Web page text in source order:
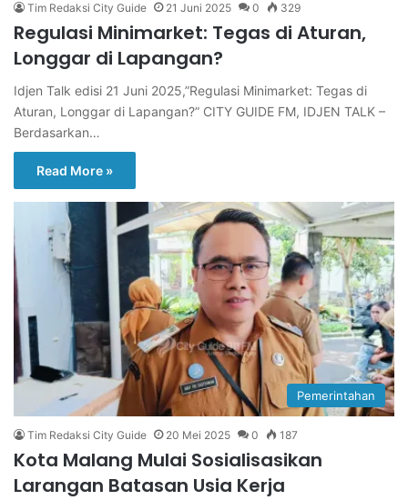
Tim Redaksi City Guide 21 Juni 2025 0 329
Regulasi Minimarket: Tegas di Aturan,
Longgar di Lapangan?
Idjen Talk edisi 21 Juni 2025,”Regulasi Minimarket: Tegas di
Aturan, Longgar di Lapangan?” CITY GUIDE FM, IDJEN TALK –
Berdasarkan…
Read More »
Pemerintahan
Tim Redaksi City Guide 20 Mei 2025 0 187
Kota Malang Mulai Sosialisasikan
Larangan Batasan Usia Kerja